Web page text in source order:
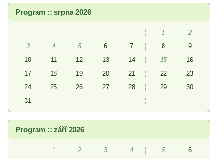
Program :: srpna 2026
¦ 1
2
3
4 5 6 7 ¦ 8
9
10
11 12 13 14 ¦ 15
16
17
18 19 20 21 ¦ 22
23
24
25 26 27 28 ¦ 29
30
31
¦
Program :: září 2026
1 2 3 4 ¦ 5
6